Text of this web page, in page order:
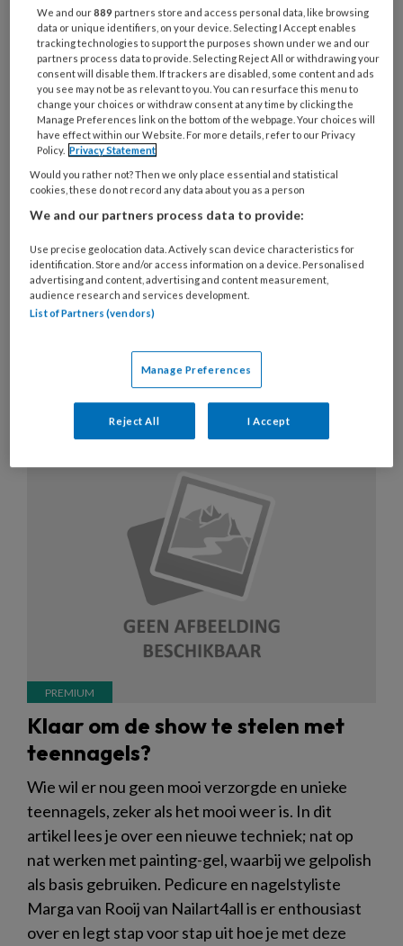
Verdieping
Branche
Omgaan met cliënten
PR
Praktijkvoering
Samenwerking
Wet- en regelgeving
MAGAZINE ONDERNEMEN
Klaar om de show te stelen met
teennagels?
Wie wil er nou geen mooi verzorgde en unieke
teennagels, zeker als het mooi weer is. In dit
artikel lees je over een nieuwe techniek; nat op
nat werken met painting-gel, waarbij we gelpolish
als basis gebruiken. Pedicure en nagelstyliste
Marga van Rooij van Nailart4all is er enthousiast
over en legt stap voor stap uit hoe je met deze
We and our889 partners store and access personal data, like browsing
data or unique identifiers, on your device. Selecting I Accept enables
tracking technologies to support the purposes shown under we and our
partners process data to provide. Selecting Reject All or withdrawing your
consent will disable them. If trackers are disabled, some content and ads
you see may not be as relevant to you. You can resurface this menu to
change your choices or withdraw consent at any time by clicking the
Manage Preferences link on the bottom of the webpage. Your choices will
have effect within our Website. For more details, refer to our Privacy
Policy. Privacy Statement
Would you rather not? Then we only place essential and statistical
cookies, these do not record any data about you as a person
We and our partners process data to provide:
Use precise geolocation data. Actively scan device characteristics for
identification. Store and/or access information on a device. Personalised
advertising and content, advertising and content measurement,
audience research and services development.
List of Partners (vendors)
Manage Preferences
Reject All I Accept